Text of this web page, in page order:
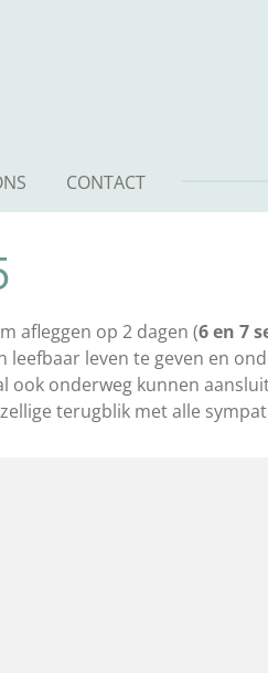
CONTACT
afleggen op 2 dagen (6 en 7
leven te geven en
ook onderweg kunnen
terugblik met alle